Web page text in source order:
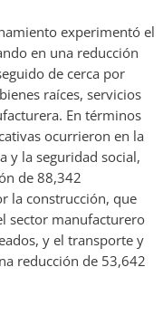
experimentó el
en una reducción
de cerca por
raíces, servicios
En términos
ocurrieron en la
y la seguridad social,
de 88,342
la construcción, que
sector manufacturero
y el transporte y
reducción de 53,642